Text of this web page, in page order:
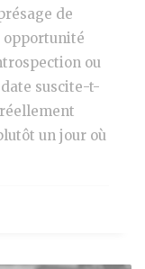
de
opportunité
ou
suscite-t-
un jour où